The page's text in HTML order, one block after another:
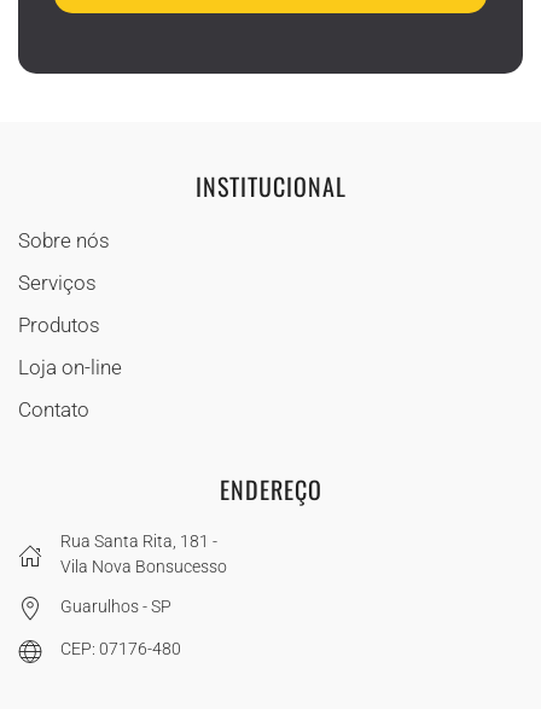
INSTITUCIONAL
Sobre nós
Serviços
Produtos
Loja on-line
Contato
ENDEREÇO
Rua Santa Rita, 181 -
Vila Nova Bonsucesso
Guarulhos - SP
CEP: 07176-480